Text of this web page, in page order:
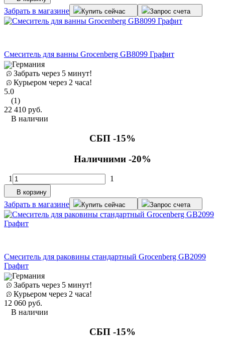
Забрать в магазине Купить сейчас Запрос счета
Смеситель для ванны Grocenberg GB8099 Графит
Германия
Забрать через 5 минут!
Курьером через 2 часа!
5.0
(1)
22 410 руб.
В наличии
СБП -15%
Наличними -20%
1 1
В корзину
Забрать в магазине Купить сейчас Запрос счета
Смеситель для раковины стандартный Grocenberg GB2099
Графит
Германия
Забрать через 5 минут!
Курьером через 2 часа!
12 060 руб.
В наличии
СБП -15%